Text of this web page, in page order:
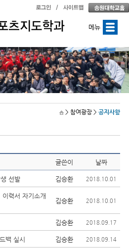
메뉴
> 참여광장 >공지사항
글쓴이 날짜
선발 김승환 2018.10.01
력서 자기소개
김승환 2018.10.01
김승환 2018.09.17
백 실시 김승환 2018.09.14